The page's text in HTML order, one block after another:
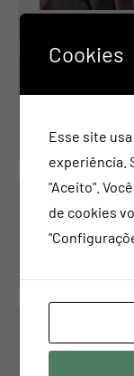
Pesquisar
Cookies
Esse site
experiência.
"Aceito".
de cookies